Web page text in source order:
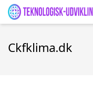
Ckfklima.dk